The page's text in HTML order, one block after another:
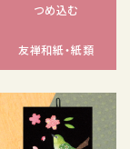
つめ込む
友禅和紙・紙類